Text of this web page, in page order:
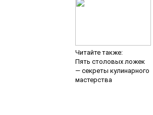
Читайте также:
Пять столовых ложек
— секреты кулинарного
мастерства